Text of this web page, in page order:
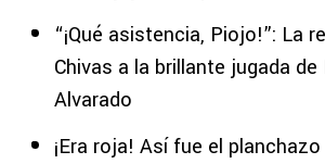
“¡Qué asistencia, Piojo!”: La
Chivas a la brillante jugada
Alvarado
¡Era roja! Así fue el